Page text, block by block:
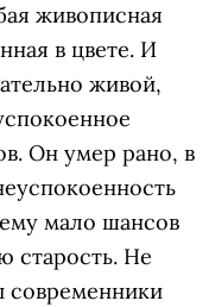
живописная
в цвете. И
живой,
Он умер рано, в
мало шансов
старость. Не
современники